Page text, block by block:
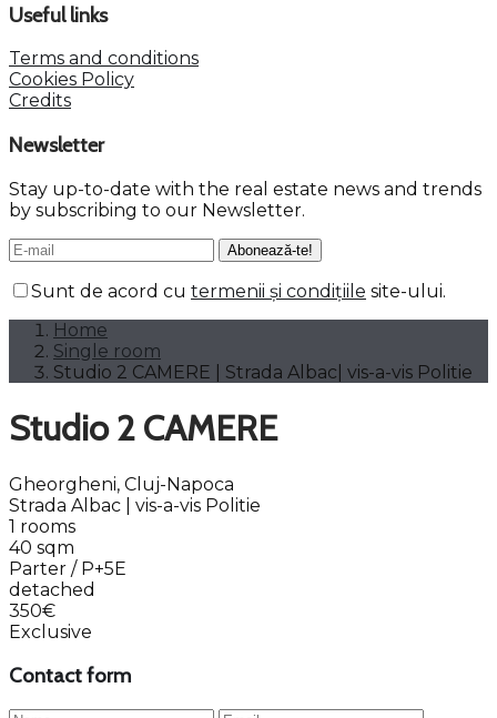
Useful links
Terms and conditions
Cookies Policy
Credits
Newsletter
Stay up-to-date with the real estate news and trends
by subscribing to our Newsletter.
Sunt de acord cu termenii și condițiile site-ului.
Home
Single room
Studio 2 CAMERE | Strada Albac| vis-a-vis Politie
Studio 2 CAMERE
Gheorgheni, Cluj-Napoca
Strada Albac | vis-a-vis Politie
1 rooms
40 sqm
Parter / P+5E
detached
350€
Exclusive
Contact form